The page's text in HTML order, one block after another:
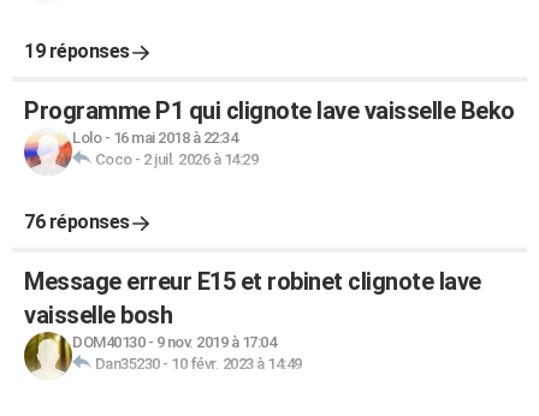
19 réponses
Programme P1 qui clignote lave vaisselle Beko
Lolo- 16 mai 2018 à 22:34
Coco- 2 juil. 2026 à 14:29
76 réponses
Message erreur E15 et robinet clignote lave
vaisselle bosh
DOM40130- 9 nov. 2019 à 17:04
Dan35230- 10 févr. 2023 à 14:49